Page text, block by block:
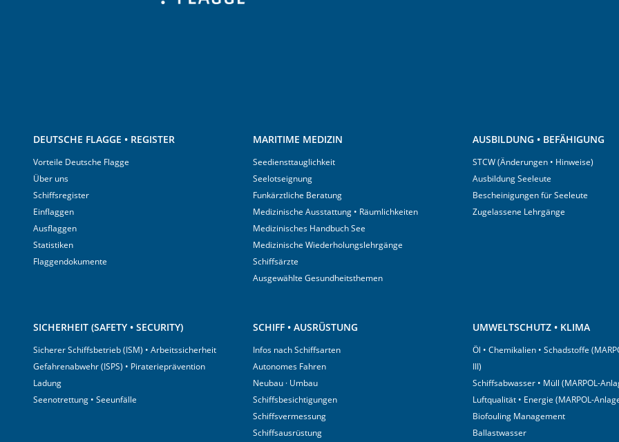
DEUTSCHE FLAGGE • REGISTER
Vorteile Deutsche Flagge
Über uns
Schiffsregister
Einflaggen
Ausflaggen
Statistiken
Flaggendokumente
MARITIME MEDIZIN
Seediensttauglichkeit
Seelotseignung
Funkärztliche Beratung
Medizinische Ausstattung • Räumlichkeiten
Medizinisches Handbuch See
Medizinische Wiederholungslehrgänge
Schiffsärzte
Ausgewählte Gesundheitsthemen
AUSBILDUNG • BEFÄHIGUNG
STCW (Änderungen • Hinweise)
Ausbildung Seeleute
Bescheinigungen für Seeleute
Zugelassene Lehrgänge
SICHERHEIT (SAFETY • SECURITY)
Sicherer Schiffsbetrieb (ISM) • Arbeitssicherheit
Gefahrenabwehr (ISPS) • Piraterieprävention
Ladung
Seenotrettung • Seeunfälle
SCHIFF • AUSRÜSTUNG
Infos nach Schiffsarten
Autonomes Fahren
Neubau · Umbau
Schiffsbesichtigungen
Schiffsvermessung
Schiffsausrüstung
UMWELTSCHUTZ • KLIMA
Öl • Chemikalien • Schadstoffe
III)
Schiffsabwasser • Müll (MARPOL-
Luftqualität • Energie (MARPOL-
Biofouling Management
Ballastwasser